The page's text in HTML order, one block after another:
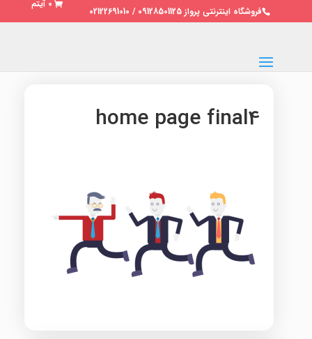
فروشگاه اینترنتی پرواز 09128501125 / 02122691010
0 آیتم
home page final4